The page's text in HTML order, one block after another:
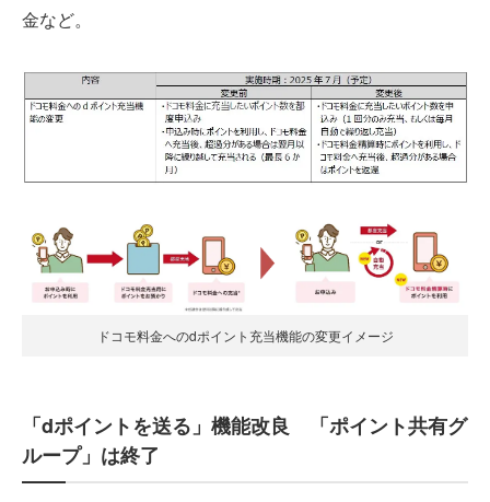
金など。
ドコモ料金へのdポイント充当機能の変更イメージ
「dポイントを送る」機能改良 「ポイント共有グ
ループ」は終了